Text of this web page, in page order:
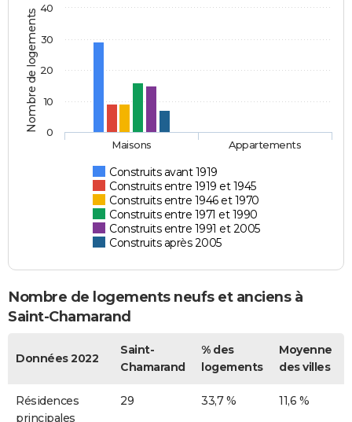
Nombre de logements
Construits avant 1919
Construits entre 1919 et 1945
Construits entre 1946 et 1970
Construits entre 1971 et 1990
Construits entre 1991 et 2005
Construits après 2005
Maisons Appartements
0
10
20
30
40
Nombre de logements neufs et anciens à
Saint-Chamarand
Données 2022
Saint-
Chamarand
% des
logements
Moyenne
des villes
Résidences
principales
29 33,7 % 11,6 %